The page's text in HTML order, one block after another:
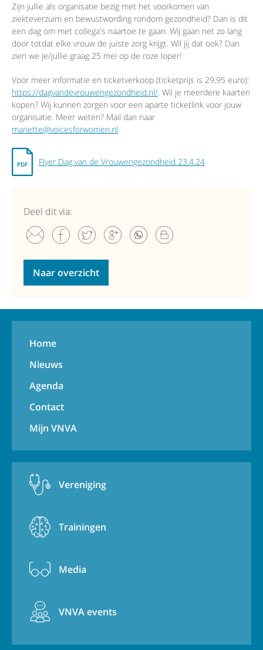
Zijn jullie als organisatie bezig met het voorkomen van
ziekteverzuim en bewustwording rondom gezondheid? Dan is dit
een dag om met collega's naartoe te gaan. Wij gaan net zo lang
door totdat elke vrouw de juiste zorg krijgt. Wil jij dat ook? Dan
zien we je/jullie graag 25 mei op de roze loper!
Voor meer informatie en ticketverkoop (ticketprijs is 29,95 euro):
https://dagvandevrouwengezondheid.nl/. Wil je meerdere kaarten
kopen? Wij kunnen zorgen voor een aparte ticketlink voor jouw
organisatie. Meer weten? Mail dan naar
mariette@voicesforwomen.nl.
Flyer Dag van de Vrouwengezondheid 23.4.24
Deel dit via:
Naar overzicht
Home
Nieuws
Agenda
Contact
Mijn VNVA
Vereniging
Trainingen
Media
VNVA events